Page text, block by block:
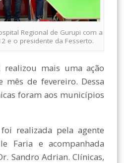
Regional de Gurupi com a
e o presidente da Fesserto.
mais uma ação
mês de fevereiro. Dessa
foram aos municípios
realizada pela agente
Faria e acompanhada
Sandro Adrian. Clínicas,